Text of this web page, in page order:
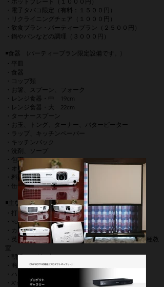
・電子タバコ限定（有料：１５００円）
・リクライニングチェア（１０００円）
​・飲食プラン・パーティープラン（２５００円）
・鍋やパンなどの調理 （３０００円）
◾️食器 (パーティープラン限定設備です。)
・平皿
・食器
・コップ類
・お箸、スプーン、フォーク
・レンジ食器・中 19cm
・レンジ食器・大 22cm
・ターナースプーン
・お玉、トング、ターナー、バターピーター
・ラップ、キッチンペーパー
・キッチンバック
・洗剤、ソープ
・包丁
・オーブンミット
・料理用ハサミ
・缶切り＆オープナー、ピーラーなど
◾️主なご利用用途
・打ち合わせ、パーティー、会議
・YouTube、ニコニコ、TikTok、ネット配信
・カウンセリング、面接、面談
・英会話、習い事、セミナー、定期的に開かれる各種教
室
・朝活、ヨガ、占い
・商用撮影、作品撮影、動画撮影
・ハロウィンパーティー、バレンタイン
・X'mas会、忘年会、新年会、歓送迎会